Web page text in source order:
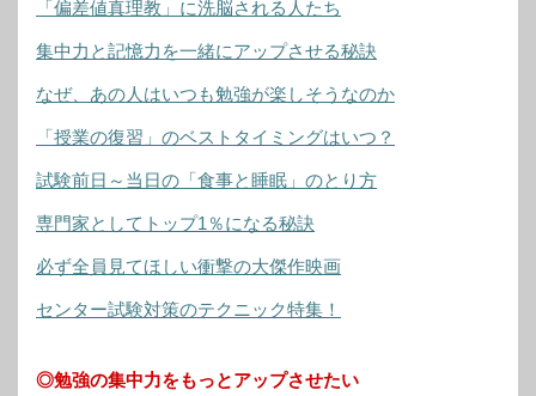
「偏差値真理教」に洗脳される人たち
集中力と記憶力を一緒にアップさせる秘訣
なぜ、あの人はいつも勉強が楽しそうなのか
「授業の復習」のベストタイミングはいつ？
試験前日～当日の「食事と睡眠」のとり方
専門家としてトップ1％になる秘訣
必ず全員見てほしい衝撃の大傑作映画
センター試験対策のテクニック特集！
◎勉強の集中力をもっとアップさせたい